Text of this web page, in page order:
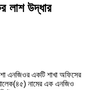
লাশ উদ্ধার
এনজিওর একটি শাখা অফিসের
নামের এক এনজিও